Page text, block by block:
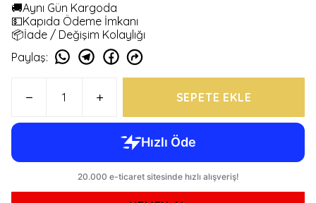
🚚Aynı Gün Kargoda
💵Kapıda Ödeme İmkanı
📦İade / Değişim Kolaylığı
Paylaş:
SEPETE EKLE